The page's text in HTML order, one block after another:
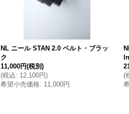
NL ニール STAN 2.0 ベルト・ブラッ
ク
11,000円(税別)
(税込: 12,100円)
希望小売価格: 11,000円
(